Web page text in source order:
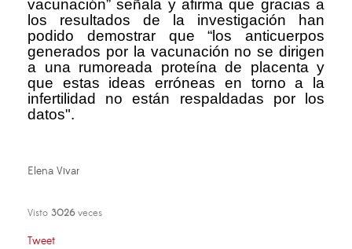
vacunación” señala y afirma que gracias a
los resultados de la investigación han
podido demostrar que “los anticuerpos
generados por la vacunación no se dirigen
a una rumoreada proteína de placenta y
que estas ideas erróneas en torno a la
infertilidad no están respaldadas por los
datos".
Elena Vivar
Visto 3026veces
Tweet